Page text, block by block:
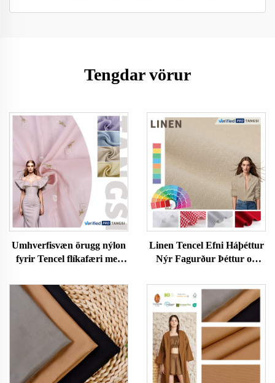
Tengdar vörur
Umhverfisvæn örugg nýlon
fyrir Tencel flíkafæri með
fallegum lit einfaldur stíll
klæði fyrir stelpur
Linen Tencel Efni Háþéttur
Nýr Fagurður Þéttur og
Konur og Karlafatnaður
Efni fyrir Fatnað